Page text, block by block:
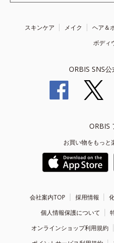
スキンケア メイク ヘア＆
ボディ
ORBIS SNS
ORBIS
お買い物をもっと
会社案内TOP 採用情報
個人情報保護について
オンラインショップ利用規約